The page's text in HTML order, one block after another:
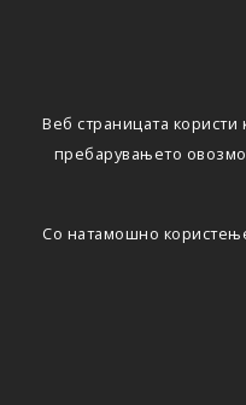
Веб страницата
пребарувањето
Со натамошно